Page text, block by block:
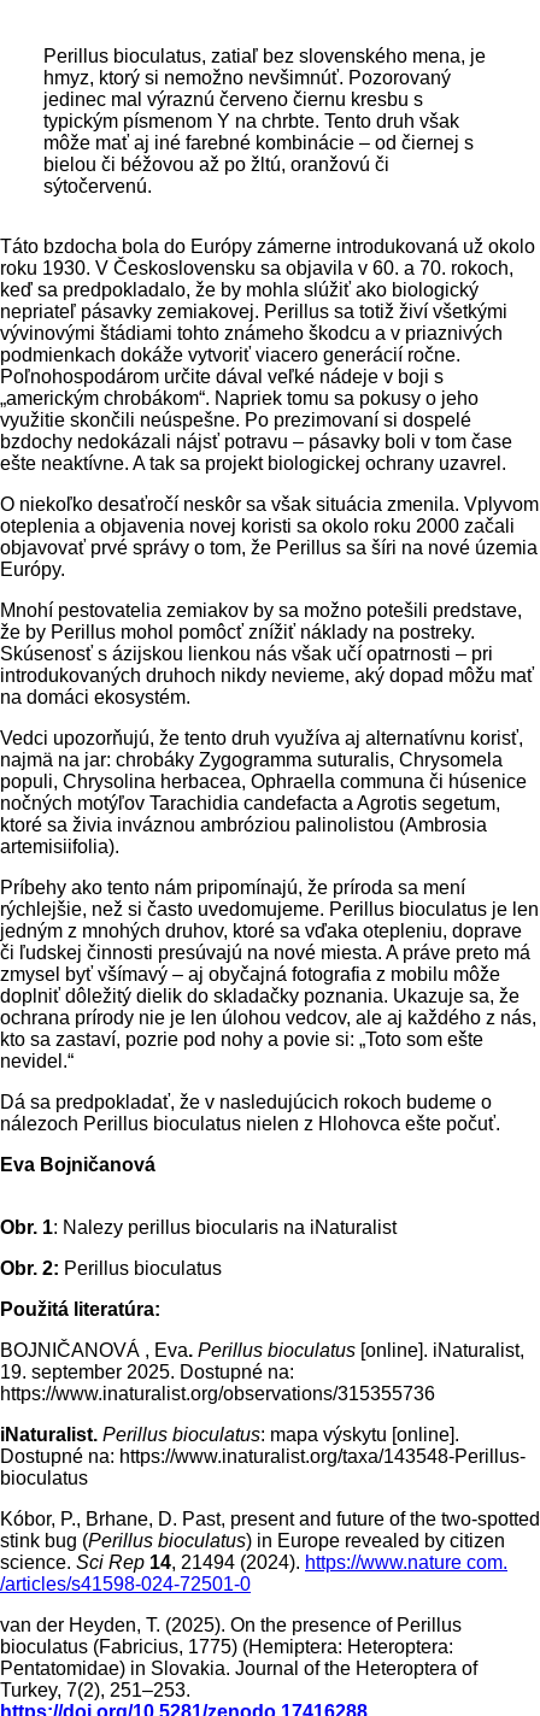
Perillus bioculatus, zatiaľ bez slovenského mena, je
hmyz, ktorý si nemožno nevšimnúť. Pozorovaný
jedinec mal výraznú červeno čiernu kresbu s
typickým písmenom Y na chrbte. Tento druh však
môže mať aj iné farebné kombinácie – od čiernej s
bielou či béžovou až po žltú, oranžovú či
sýtočervenú.
Táto bzdocha bola do Európy zámerne introdukovaná už okolo
roku 1930. V Československu sa objavila v 60. a 70. rokoch,
keď sa predpokladalo, že by mohla slúžiť ako biologický
nepriateľ pásavky zemiakovej. Perillus sa totiž živí všetkými
vývinovými štádiami tohto známeho škodcu a v priaznivých
podmienkach dokáže vytvoriť viacero generácií ročne.
Poľnohospodárom určite dával veľké nádeje v boji s
„americkým chrobákom“. Napriek tomu sa pokusy o jeho
využitie skončili neúspešne. Po prezimovaní si dospelé
bzdochy nedokázali nájsť potravu – pásavky boli v tom čase
ešte neaktívne. A tak sa projekt biologickej ochrany uzavrel.
O niekoľko desaťročí neskôr sa však situácia zmenila. Vplyvom
oteplenia a objavenia novej koristi sa okolo roku 2000 začali
objavovať prvé správy o tom, že Perillus sa šíri na nové územia
Európy.
Mnohí pestovatelia zemiakov by sa možno potešili predstave,
že by Perillus mohol pomôcť znížiť náklady na postreky.
Skúsenosť s ázijskou lienkou nás však učí opatrnosti – pri
introdukovaných druhoch nikdy nevieme, aký dopad môžu mať
na domáci ekosystém.
Vedci upozorňujú, že tento druh využíva aj alternatívnu korisť,
najmä na jar: chrobáky Zygogramma suturalis, Chrysomela
populi, Chrysolina herbacea, Ophraella communa či húsenice
nočných motýľov Tarachidia candefacta a Agrotis segetum,
ktoré sa živia inváznou ambróziou palinolistou (Ambrosia
artemisiifolia).
Príbehy ako tento nám pripomínajú, že príroda sa mení
rýchlejšie, než si často uvedomujeme. Perillus bioculatus je len
jedným z mnohých druhov, ktoré sa vďaka otepleniu, doprave
či ľudskej činnosti presúvajú na nové miesta. A práve preto má
zmysel byť všímavý – aj obyčajná fotografia z mobilu môže
doplniť dôležitý dielik do skladačky poznania. Ukazuje sa, že
ochrana prírody nie je len úlohou vedcov, ale aj každého z nás,
kto sa zastaví, pozrie pod nohy a povie si: „Toto som ešte
nevidel.“
Dá sa predpokladať, že v nasledujúcich rokoch budeme o
nálezoch Perillus bioculatus nielen z Hlohovca ešte počuť.
Eva Bojničanová
Obr. 1: Nalezy perillus biocularis na iNaturalist
Obr. 2: Perillus bioculatus
Použitá literatúra:
BOJNIČANOVÁ , Eva. Perillus bioculatus [online]. iNaturalist,
19. september 2025. Dostupné na:
https://www.inaturalist.org/observations/315355736
iNaturalist. Perillus bioculatus: mapa výskytu [online].
Dostupné na: https://www.inaturalist.org/taxa/143548-Perillus-
bioculatus
Kóbor, P., Brhane, D. Past, present and future of the two-spotted
stink bug (Perillus bioculatus) in Europe revealed by citizen
science. Sci Rep 14, 21494 (2024). https://www.nature com.
/articles/s41598-024-72501-0
van der Heyden, T. (2025). On the presence of Perillus
bioculatus (Fabricius, 1775) (Hemiptera: Heteroptera:
Pentatomidae) in Slovakia. Journal of the Heteroptera of
Turkey, 7(2), 251–253.
https://doi.org/10.5281/zenodo.17416288